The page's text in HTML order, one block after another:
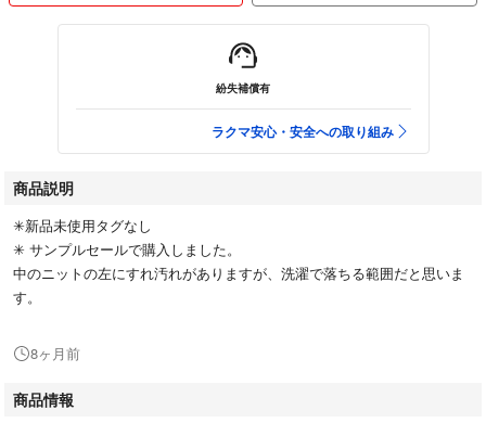
紛失補償有
ラクマ安心・安全への取り組み
商品説明
✳︎新品未使用タグなし
✳︎ サンプルセールで購入しました。
中のニットの左にすれ汚れがありますが、洗濯で落ちる範囲だと思いま
す。
8ヶ月前
商品情報